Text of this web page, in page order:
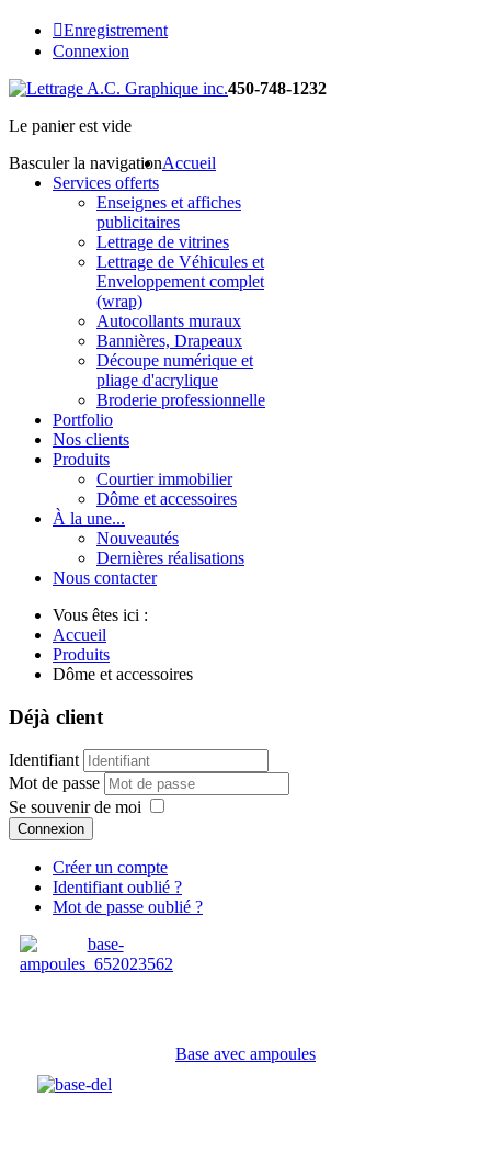
Enregistrement
Connexion
450-748-1232
Le panier est vide
Basculer la navigationAccueil
Services offerts
Enseignes et affiches
publicitaires
Lettrage de vitrines
Lettrage de Véhicules et
Enveloppement complet
(wrap)
Autocollants muraux
Bannières, Drapeaux
Découpe numérique et
pliage d'acrylique
Broderie professionnelle
Portfolio
Nos clients
Produits
Courtier immobilier
Dôme et accessoires
À la une...
Nouveautés
Dernières réalisations
Nous contacter
Vous êtes ici :
Accueil
Produits
Dôme et accessoires
Déjà client
Identifiant
Mot de passe
Se souvenir de moi
Connexion
Créer un compte
Identifiant oublié ?
Mot de passe oublié ?
Base avec ampoules